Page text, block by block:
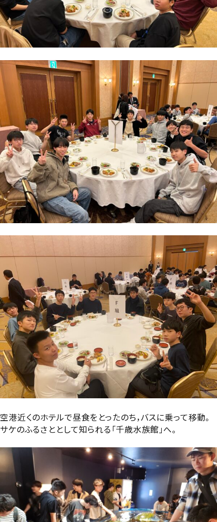
空港近くのホテルで昼食をとったのち，バスに乗って移動。
サケのふるさととして知られる「千歳水族館」へ。